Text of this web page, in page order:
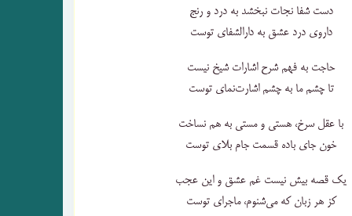
دست شفا نجات نبخشد به درد و رنج
داروی درد عشق به دارالشفای توست
حاجت به فهم شرح اشارات شیخ نیست
تا چشم ما به چشم اشارت‌نمای توست
با عقل سرخ، هستی و مستی به هم نساخت
خون جای باده قسمت جام بلای توست
یک قصه بیش نیست غم عشق و این عجب
کز هر زبان که می‌شنوم، ماجرای توست